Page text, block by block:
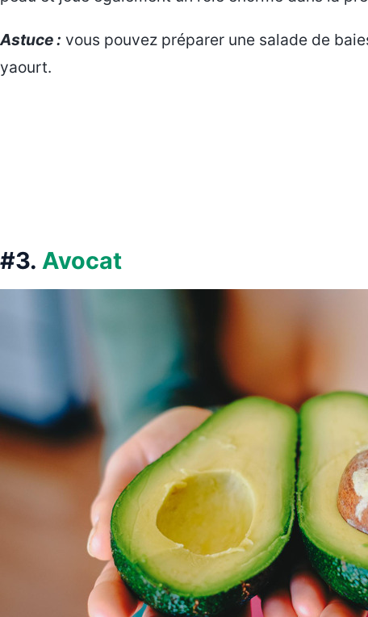
Astuce : vous pouvez préparer une salade de
yaourt.
#3. Avocat